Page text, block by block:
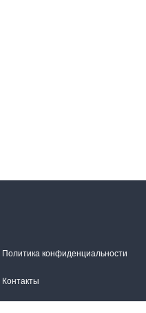
Политика конфиденциальности
Контакты